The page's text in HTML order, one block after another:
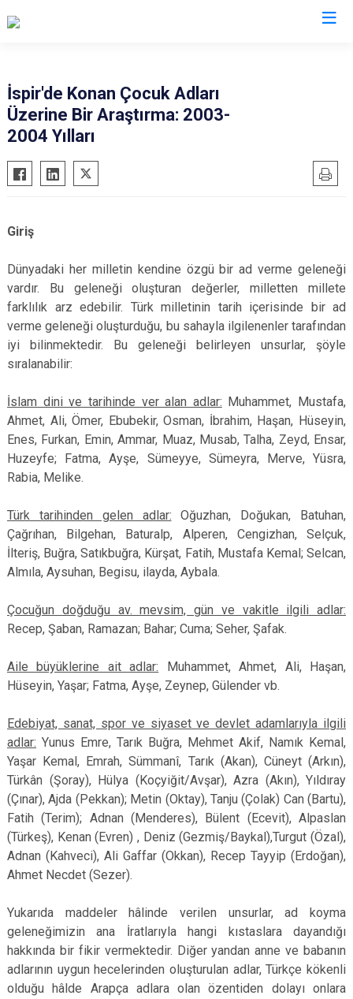
Aşkale
Hınıs
Karaçoban
Karayazı
Köprüköy
Narman
Oltu
Tortum
Uzundere
Palandöken
Yakutiye
İspir'de Konan Çocuk Adları
Üzerine Bir Araştırma: 2003-
2004 Yılları
Giriş
Dünyadaki her milletin kendine özgü bir ad verme geleneği
vardır. Bu geleneği oluşturan değerler, milletten millete
farklılık arz edebilir. Türk milletinin tarih içerisinde bir ad
verme geleneği oluşturduğu, bu sahayla ilgilenenler tarafından
iyi bilinmektedir. Bu geleneği belirleyen unsurlar, şöyle
sıralanabilir:
İslam dini ve tarihinde ver alan adlar: Muhammet, Mustafa,
Ahmet, Ali, Ömer, Ebubekir, Osman, İbrahim, Haşan, Hüseyin,
Enes, Furkan, Emin, Ammar, Muaz, Musab, Talha, Zeyd, Ensar,
Huzeyfe; Fatma, Ayşe, Sümeyye, Sümeyra, Merve, Yüsra,
Rabia, Melike.
Türk tarihinden gelen adlar: Oğuzhan, Doğukan, Batuhan,
Çağrıhan, Bilgehan, Baturalp, Alperen, Cengizhan, Selçuk,
İlteriş, Buğra, Satıkbuğra, Kürşat, Fatih, Mustafa Kemal; Selcan,
Almıla, Aysuhan, Begisu, ilayda, Aybala.
Çocuğun doğduğu av. mevsim, gün ve vakitle ilgili adlar:
Recep, Şaban, Ramazan; Bahar; Cuma; Seher, Şafak.
Aile büyüklerine ait adlar: Muhammet, Ahmet, Ali, Haşan,
Hüseyin, Yaşar; Fatma, Ayşe, Zeynep, Gülender vb.
Edebiyat, sanat, spor ve siyaset ve devlet adamlarıyla ilgili
adlar: Yunus Emre, Tarık Buğra, Mehmet Akif, Namık Kemal,
Yaşar Kemal, Emrah, Sümmanî, Tarık (Akan), Cüneyt (Arkın),
Türkân (Şoray), Hülya (Koçyiğit/Avşar), Azra (Akın), Yıldıray
(Çınar), Ajda (Pekkan); Metin (Oktay), Tanju (Çolak) Can (Bartu),
Fatih (Terim); Adnan (Menderes), Bülent (Ecevit), Alpaslan
(Türkeş), Kenan (Evren) , Deniz (Gezmiş/Baykal),Turgut (Özal),
Adnan (Kahveci), Ali Gaffar (Okkan), Recep Tayyip (Erdoğan),
Ahmet Necdet (Sezer).
Yukarıda maddeler hâlinde verilen unsurlar, ad koyma
geleneğimizin ana İratlarıyla hangi kıstaslara dayandığı
hakkında bir fikir vermektedir. Diğer yandan anne ve babanın
adlarının uygun hecelerinden oluşturulan adlar, Türkçe kökenli
olduğu hâlde Arapça adlara olan özentiden dolayı onlara